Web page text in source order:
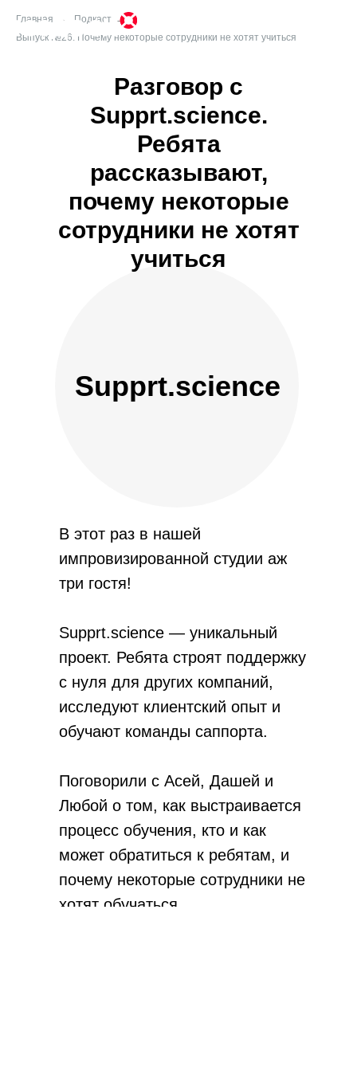
Главная → Подкаст →
Выпуск №26. Почему некоторые сотрудники не хотят учиться
Разговор с
Supprt.science.
Ребята
рассказывают,
почему некоторые
сотрудники не хотят
учиться
В этот раз в нашей
импровизированной студии аж
три гостя!
Supprt.science — уникальный
проект. Ребята строят поддержку
с нуля для других компаний,
исследуют клиентский опыт и
обучают команды саппорта.
Поговорили с Асей, Дашей и
Любой о том, как выстраивается
процесс обучения, кто и как
может обратиться к ребятам, и
почему некоторые сотрудники не
хотят обучаться.
Supprt.science